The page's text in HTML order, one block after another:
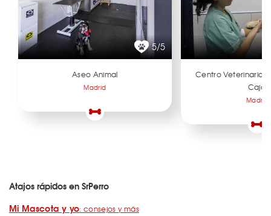
5/5
Aseo Animal
Madrid
Centro Veterinario
Cajal
Madrid
Atajos rápidos en SrPerro
Mi Mascota y yo: consejos y más